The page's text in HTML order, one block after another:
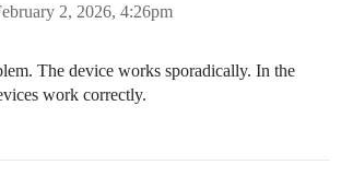
2, 2026, 4:26pm
The device works sporadically. In the
work correctly.